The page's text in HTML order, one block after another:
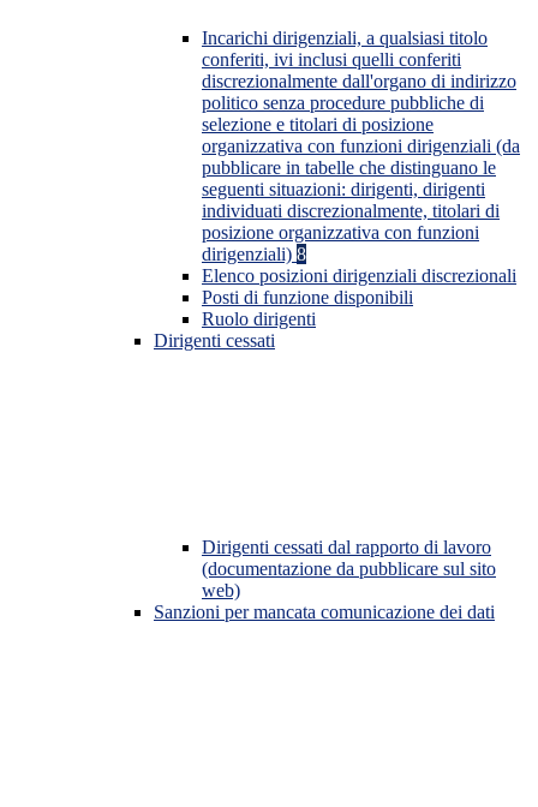
Incarichi dirigenziali, a qualsiasi titolo
conferiti, ivi inclusi quelli conferiti
discrezionalmente dall'organo di indirizzo
politico senza procedure pubbliche di
selezione e titolari di posizione
organizzativa con funzioni dirigenziali (da
pubblicare in tabelle che distinguano le
seguenti situazioni: dirigenti, dirigenti
individuati discrezionalmente, titolari di
posizione organizzativa con funzioni
dirigenziali) 8
Elenco posizioni dirigenziali discrezionali
Posti di funzione disponibili
Ruolo dirigenti
Dirigenti cessati
Dirigenti cessati dal rapporto di lavoro
(documentazione da pubblicare sul sito
web)
Sanzioni per mancata comunicazione dei dati